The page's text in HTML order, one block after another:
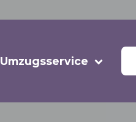
Umzugsservice